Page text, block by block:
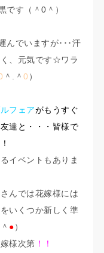
です（＾0＾）
んでいますが･･･汗
、元気です☆ワラ
＾.＾0 ）
フェアがもうすぐ
達と・・・皆様で
イベントもありま
んでは花嫁様には
いくつか新しく準
●）
様次第 ！！